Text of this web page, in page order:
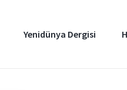
Yenidünya Dergisi